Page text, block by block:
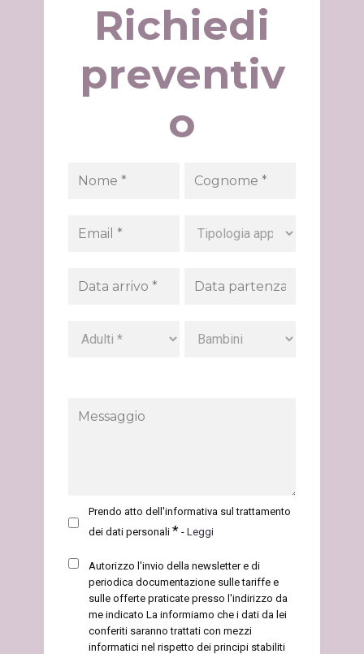
Richiedi
preventiv
o
Prendo atto dell'informativa sul trattamento
dei dati personali * - Leggi
Autorizzo l'invio della newsletter e di
periodica documentazione sulle tariffe e
sulle offerte praticate presso l'indirizzo da
me indicato La informiamo che i dati da lei
conferiti saranno trattati con mezzi
informatici nel rispetto dei principi stabiliti